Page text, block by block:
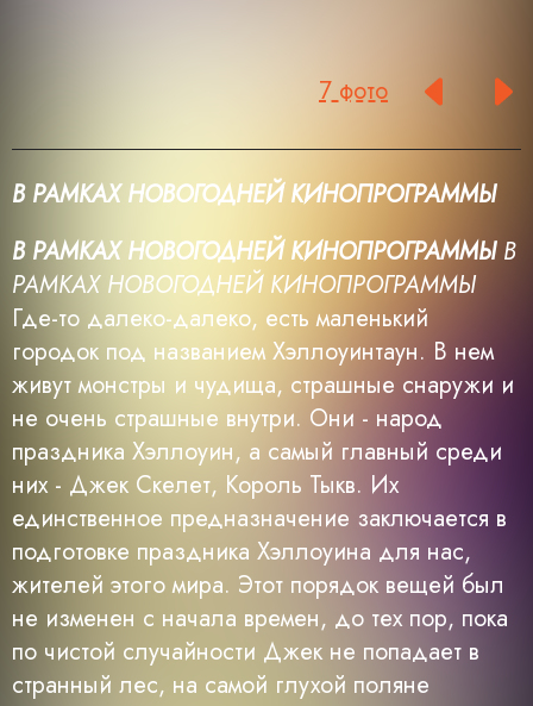
7 фото
В РАМКАХ НОВОГОДНЕЙ КИНОПРОГРАММЫ
В РАМКАХ НОВОГОДНЕЙ КИНОПРОГРАММЫ В
РАМКАХ НОВОГОДНЕЙ КИНОПРОГРАММЫ
Где-то далеко-далеко, есть маленький
городок под названием Хэллоуинтаун. В нем
живут монстры и чудища, страшные снаружи и
не очень страшные внутри. Они - народ
праздника Хэллоуин, а самый главный среди
них - Джек Скелет, Король Тыкв. Их
единственное предназначение заключается в
подготовке праздника Хэллоуина для нас,
жителей этого мира. Этот порядок вещей был
не изменен с начала времен, до тех пор, пока
по чистой случайности Джек не попадает в
странный лес, на самой глухой поляне